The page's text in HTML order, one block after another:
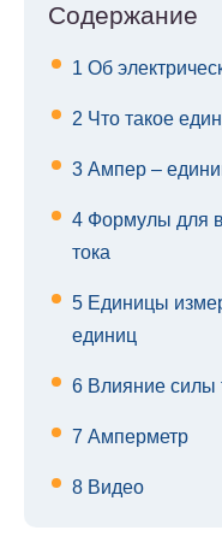
Содержание
1 Об
2 Что такое
3 Ампер –
4 Формулы для
тока
5 Единицы
единиц
6 Влияние силы
7 Амперметр
8 Видео